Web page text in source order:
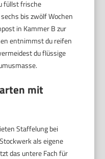
füllst frische
bis zwölf Wochen
in Kammer B zur
entnimmst du reifen
du flüssige
mit
Staffelung bei
als eigene
das untere Fach für